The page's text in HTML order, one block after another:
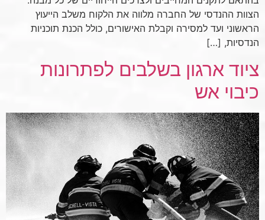
הצוות ההנדסי של החברה מלווה את הלקוח משלב הייעוץ
הראשוני ועד למסירה וקבלת האישורים, כולל הכנת תוכניות
הנדסיות, […]
ציוד ארגון בשלבים לפתרונות
כיבוי אש